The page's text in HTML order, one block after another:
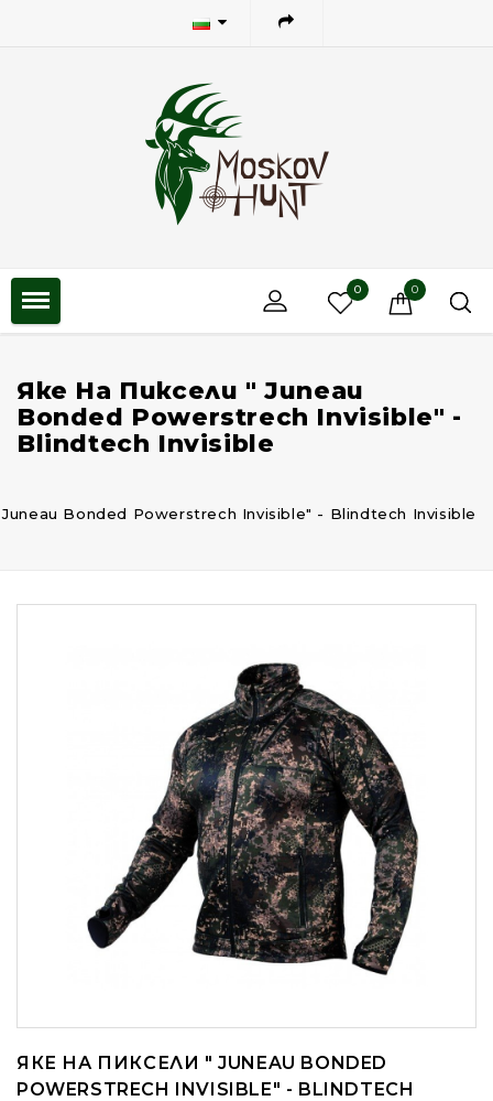
0 0
Яке На Пиксели " Juneau
Bonded Powerstrech Invisible" -
Blindtech Invisible
Juneau Bonded Powerstrech Invisible" - Blindtech Invisible
ЯКЕ НА ПИКСЕЛИ " JUNEAU BONDED
POWERSTRECH INVISIBLE" - BLINDTECH